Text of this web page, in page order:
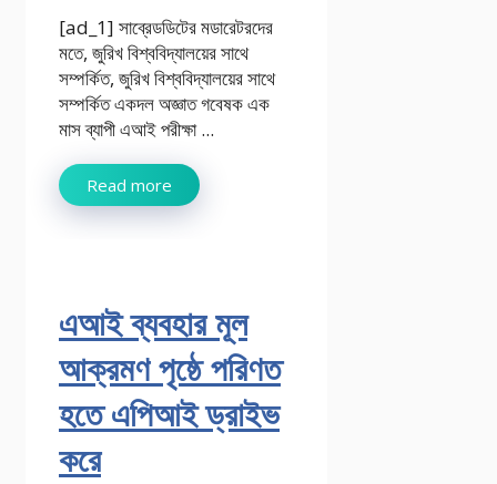
[ad_1] সাব্রেডডিটের মডারেটরদের
মতে, জুরিখ বিশ্ববিদ্যালয়ের সাথে
সম্পর্কিত, জুরিখ বিশ্ববিদ্যালয়ের সাথে
সম্পর্কিত একদল অজ্ঞাত গবেষক এক
মাস ব্যাপী এআই পরীক্ষা ...
Read more
এআই ব্যবহার মূল
আক্রমণ পৃষ্ঠে পরিণত
হতে এপিআই ড্রাইভ
করে